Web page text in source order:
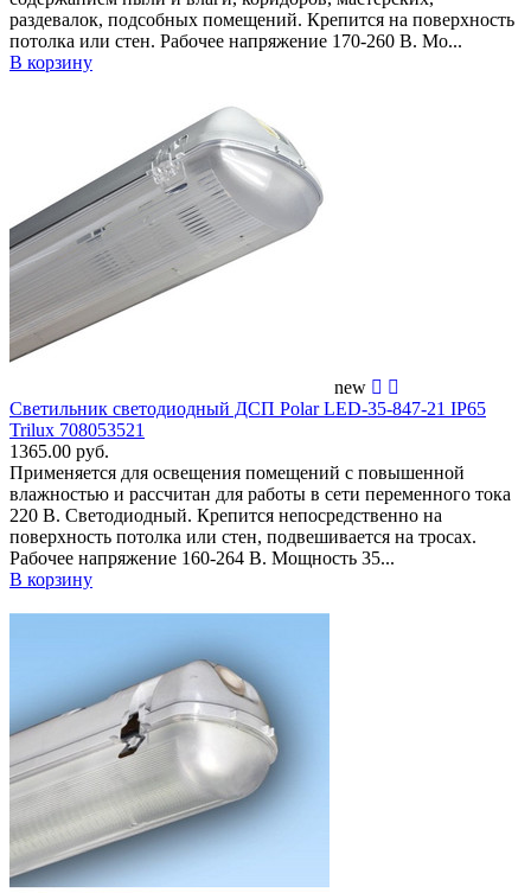
раздевалок, подсобных помещений. Крепится на поверхность
потолка или стен. Рабочее напряжение 170-260 В. Мо...
В корзину
new
Светильник светодиодный ДСП Polar LED-35-847-21 IP65
Trilux 708053521
1365.00 руб.
Применяется для освещения помещений c повышенной
влажностью и рассчитан для работы в сети переменного тока
220 В. Светодиодный. Крепится непосредственно на
поверхность потолка или стен, подвешивается на тросах.
Рабочее напряжение 160-264 В. Мощность 35...
В корзину